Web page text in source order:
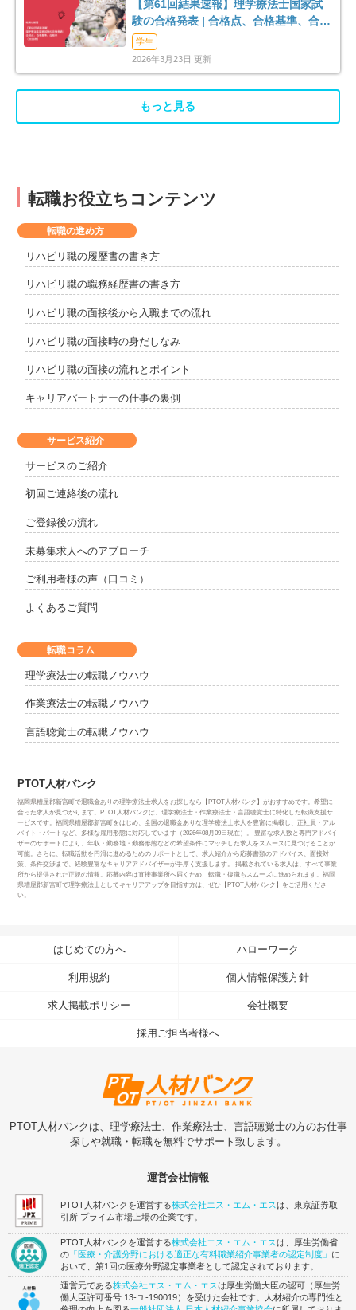
【第61回結果速報】理学療法士国家試
験の合格発表 | 合格点、合格基準、合格
率（2026年）
学生
2026年3月23日 更新
もっと見る
転職お役立ちコンテンツ
サービス紹介
サービスのご紹介
初回ご連絡後の流れ
ご登録後の流れ
未募集求人へのアプローチ
ご利用者様の声（口コミ）
よくあるご質問
転職の進め方
リハビリ職の履歴書の書き方
リハビリ職の職務経歴書の書き方
リハビリ職の面接後から入職までの流れ
リハビリ職の面接時の身だしなみ
リハビリ職の面接の流れとポイント
キャリアパートナーの仕事の裏側
転職コラム
理学療法士の転職ノウハウ
作業療法士の転職ノウハウ
言語聴覚士の転職ノウハウ
PTOT人材バンク
福岡県糟屋郡新宮町で退職金ありの理学療法士求人をお探しなら【PTOT人材バンク】がおすすめです。希望に
合った求人が見つかります。PTOT人材バンクは、理学療法士・作業療法士・言語聴覚士に特化した転職支援サ
ービスです。福岡県糟屋郡新宮町をはじめ、全国の退職金ありな理学療法士求人を豊富に掲載し、正社員・アル
バイト・パートなど、多様な雇用形態に対応しています（2026年08月09日現在）。 豊富な求人数と専門アドバイ
ザーのサポートにより、年収・勤務地・勤務形態などの希望条件にマッチした求人をスムーズに見つけることが
可能。さらに、転職活動を円滑に進めるためのサポートとして、求人紹介から応募書類のアドバイス、面接対
策、条件交渉まで、経験豊富なキャリアアドバイザーが手厚く支援します。 掲載されている求人は、すべて事業
所から提供された正規の情報。応募内容は直接事業所へ届くため、転職・復職もスムーズに進められます。福岡
県糟屋郡新宮町で理学療法士としてキャリアアップを目指す方は、ぜひ【PTOT人材バンク】をご活用くださ
い。
はじめての方へ ハローワーク
利用規約 個人情報保護方針
求人掲載ポリシー 会社概要
採用ご担当者様へ
PTOT人材バンクは、理学療法士、作業療法士、言語聴覚士の方のお仕事
探しや就職・転職を無料でサポート致します。
運営会社情報
PTOT人材バンクを運営する株式会社エス・エム・エスは、東京証券取
引所 プライム市場上場の企業です。
PTOT人材バンクを運営する株式会社エス・エム・エスは、厚生労働省
の 「医療・介護分野における適正な有料職業紹介事業者の認定制度」 に
おいて、第1回の医療分野認定事業者として認定されております。
運営元である株式会社エス・エム・エスは厚生労働大臣の認可（厚生労
働大臣許可番号 13-ユ-190019）を受けた会社です。人材紹介の専門性と